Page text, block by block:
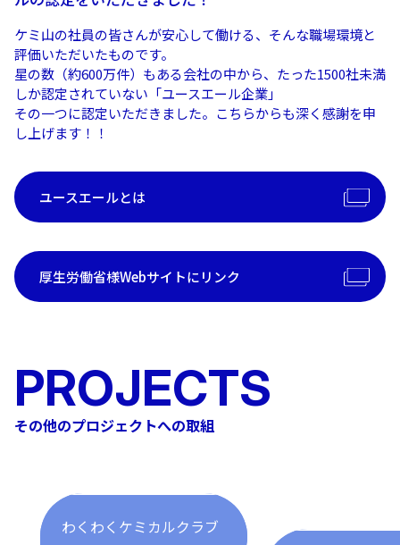
ケミ山の社員の皆さんが安心して働ける、そんな職場環境と
評価いただいたものです。
星の数（約600万件）もある会社の中から、たった1500社未満
しか認定されていない「ユースエール企業」
その一つに認定いただきました。こちらからも深く感謝を申
し上げます！！
ユースエールとは
厚生労働省様Webサイトにリンク
PROJECTS
その他のプロジェクトへの取組
わくわくケミカルクラブ